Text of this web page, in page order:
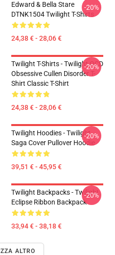
Edward & Bella Stare
DTNK1504 Twilight T-Shirts
24,38 € - 28,06 €
-20%
Twilight T-Shirts - Twilight OCD
Obsessive Cullen Disorder T-
Shirt Classic T-Shirt
24,38 € - 28,06 €
-20%
Twilight Hoodies - Twilight
Saga Cover Pullover Hoodie
39,51 € - 45,95 €
-20%
Twilight Backpacks - Twilight
Eclipse Ribbon Backpack
33,94 € - 38,18 €
-20%
ALTRO